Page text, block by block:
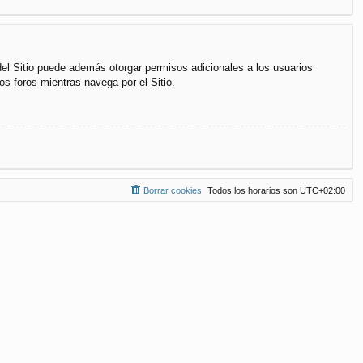
Sitio puede además otorgar permisos adicionales a los usuarios
foros mientras navega por el Sitio.
Todos los horarios son UTC+02:00
Borrar cookies